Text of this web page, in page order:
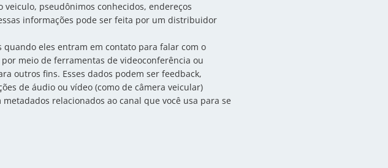
veiculo, pseudônimos conhecidos, endereços
informações pode ser feita por um distribuidor
eles entram em contato para falar com o
meio de ferramentas de videoconferência ou
outros fins. Esses dados podem ser feedback,
de áudio ou vídeo (como de câmera veicular)
relacionados ao canal que você usa para se